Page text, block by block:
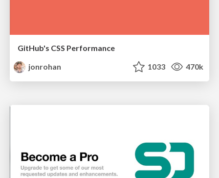
GitHub's CSS Performance
jonrohan
1033 470k